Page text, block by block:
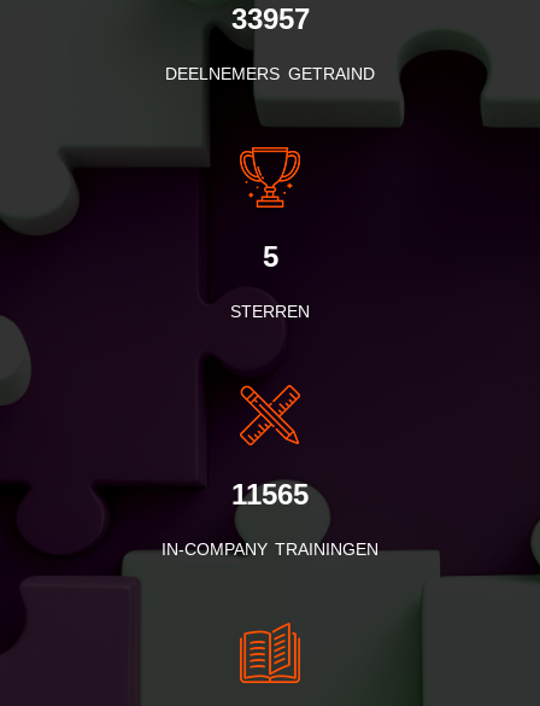
33957
DEELNEMERS GETRAIND
5
STERREN
11565
IN-COMPANY TRAININGEN